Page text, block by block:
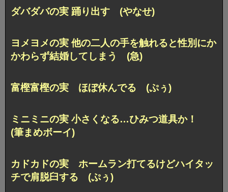
ダバダバの実 踊り出す (やなせ)
ヨメヨメの実 他の二人の手を触れると性別にか
かわらず結婚してしまう (急)
富樫富樫の実 ほぼ休んでる (ぷぅ)
ミニミニの実 小さくなる…ひみつ道具か！
(筆まめボーイ)
カドカドの実 ホームラン打てるけどハイタッ
チで肩脱臼する (ぷぅ)